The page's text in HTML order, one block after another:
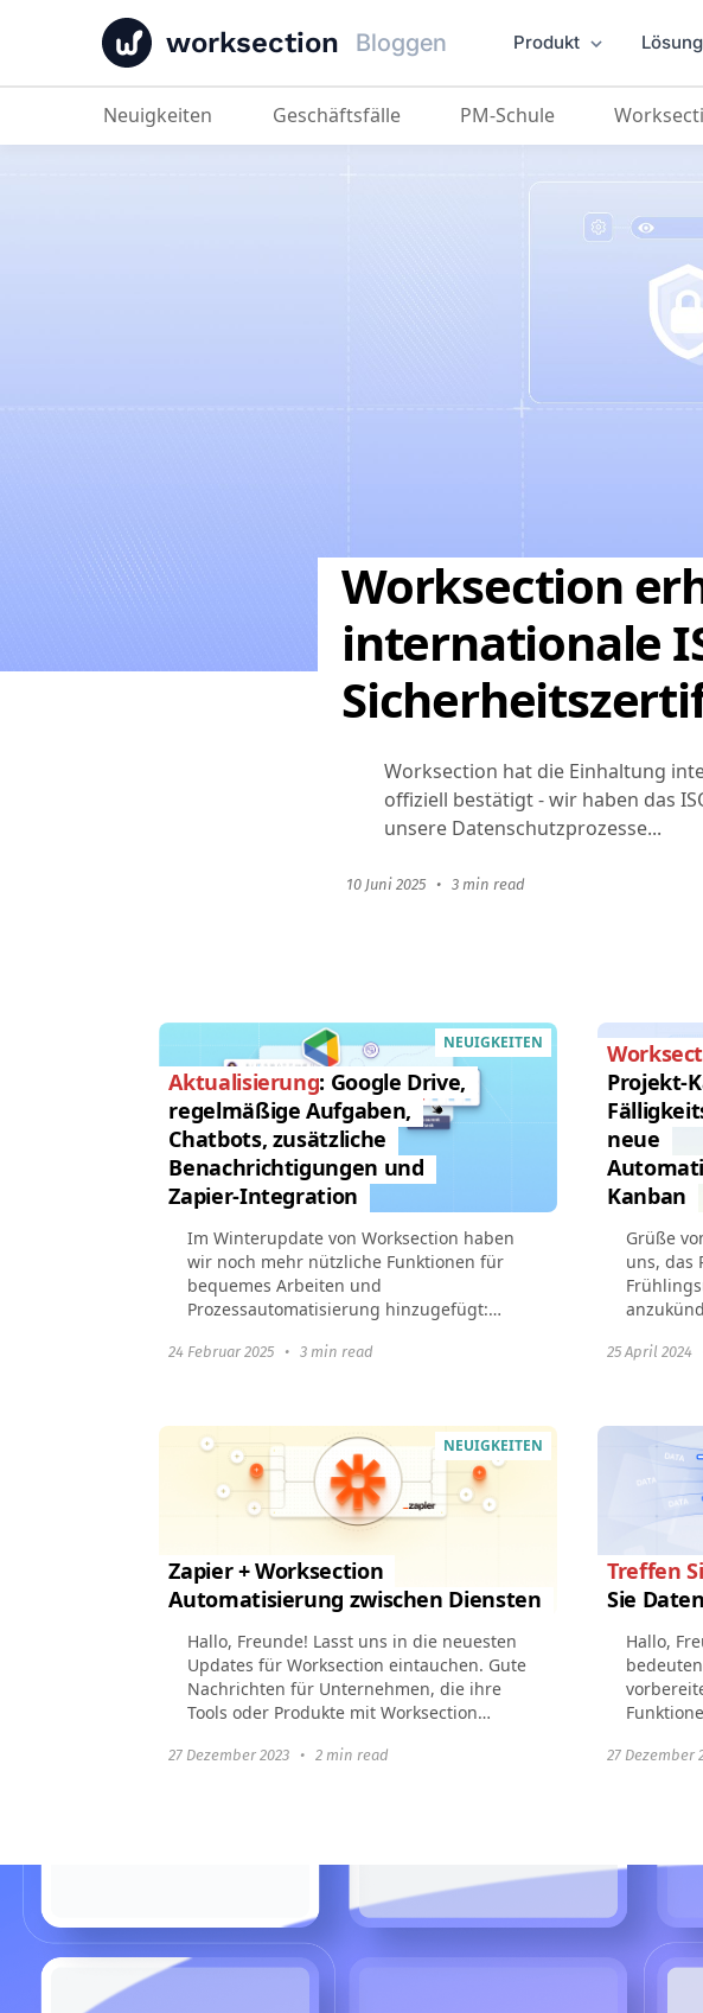
worksection Bloggen Produkt
Neuigkeiten Geschäftsfälle PM-Schule
Worksection
internationale
Worksection hat die Einhaltung
offiziell bestätigt - wir haben das
unsere Datenschutzprozesse...
10 Juni 2025 • 3 min read
NEUIGKEITEN
Aktualisierung: Google Drive,
regelmäßige Aufgaben,
Chatbots, zusätzliche
Benachrichtigungen und
Zapier-Integration
Im Winterupdate von Worksection haben
wir noch mehr nützliche Funktionen für
bequemes Arbeiten und
Prozessautomatisierung hinzugefügt:
geplanter regelmäßiger
24 Februar 2025 •3 min read
Projekt-
neue
Kanban
Grüße
uns, das
die
25 April 2024
NEUIGKEITEN
Zapier + Worksection
Automatisierung zwischen Diensten
Hallo, Freunde! Lasst uns in die neuesten
Updates für Worksection eintauchen. Gute
Nachrichten für Unternehmen, die ihre
Tools oder Produkte mit Worksection
OAuth2 machen...
27 Dezember 2023 •2 min read
Treffen
Sie
Hallo,
27 Dezember